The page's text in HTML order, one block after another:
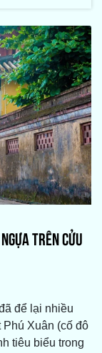
TRÊN CỬU
để lại nhiều
Phú Xuân (cố đô
tiêu biểu trong